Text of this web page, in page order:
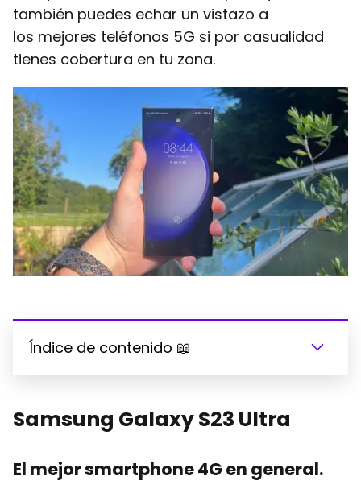
también puedes echar un vistazo a
los mejores teléfonos 5G si por casualidad
tienes cobertura en tu zona.
Índice de contenido 📖
Samsung Galaxy S23 Ultra
El mejor smartphone 4G en general.